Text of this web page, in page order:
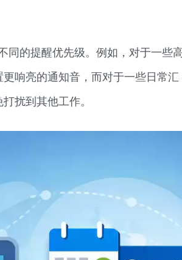
同的提醒优先级。例如，对于一些
响亮的通知音，而对于一些日常汇
扰到其他工作。